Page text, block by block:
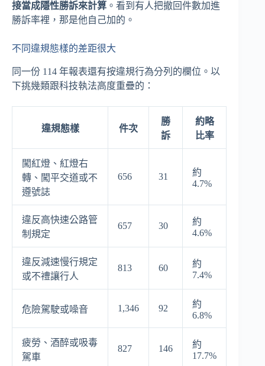
接當成隱性勝訴來計算 。看到有人把撤回件數加進
勝訴率裡，那是他自己加的。
不同違規態樣的差距很大
同一份 114 年報表還有按違規行為分列的欄位。以
下挑幾類跟科技執法高度重疊的：
違規態樣 件次
勝
訴
約略
比率
闖紅燈、紅燈右
轉、闖平交道或不
遵號誌
656 31
約
4.7%
違反高快速公路管
制規定
657 30
約
4.6%
違反減速慢行規定
或不禮讓行人
813 60
約
7.4%
危險駕駛或噪音 1,346 92
約
6.8%
疲勞、酒醉或吸毒
駕車
827 146
約
17.7%